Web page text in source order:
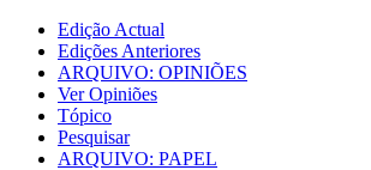
Edição Actual
Edições Anteriores
ARQUIVO: OPINIÕES
Ver Opiniões
Tópico
Pesquisar
ARQUIVO: PAPEL